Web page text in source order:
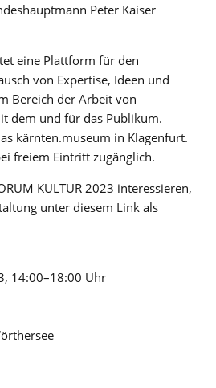
Peter Kaiser
eine Plattform für den
von Expertise, Ideen und
Bereich der Arbeit von
dem und für das Publikum.
kärnten.museum in Klagenfurt.
freiem Eintritt zugänglich.
KULTUR 2023 interessieren,
unter diesem Link als
14:00–18:00 Uhr